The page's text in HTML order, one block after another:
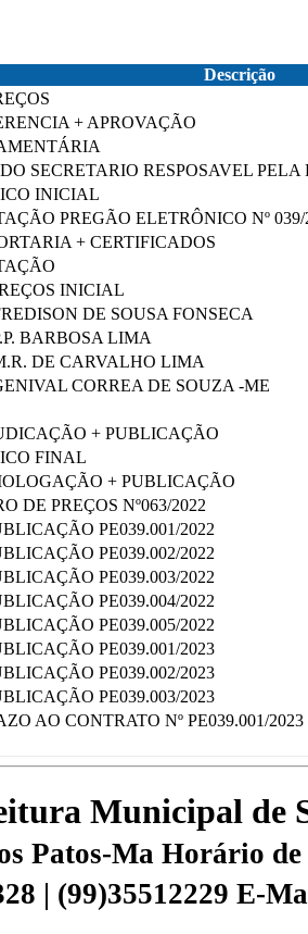
Descrição
+ APROVAÇÃO
SECRETARIO RESPOSAVEL
INICIAL
PREGÃO ELETRÔNICO Nº 039/
+ CERTIFICADOS
INICIAL
DE SOUSA FONSECA
BARBOSA LIMA
DE CARVALHO LIMA
CORREA DE SOUZA -ME
+ PUBLICAÇÃO
FINAL
+ PUBLICAÇÃO
DE PREÇOS Nº063/2022
PE039.001/2022
PE039.002/2022
PE039.003/2022
PE039.004/2022
PE039.005/2022
PE039.001/2023
PE039.002/2023
PE039.003/2023
AO CONTRATO Nº PE039.001/2023
Municipal de
Patos-Ma Horário de
| (99)35512229 E-